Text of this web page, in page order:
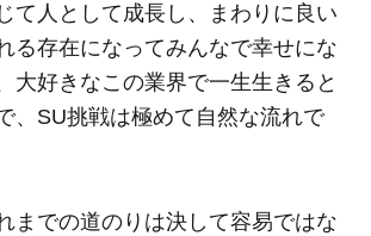
て人として成長し、まわりに良い
る存在になってみんなで幸せにな
大好きなこの業界で一生生きると
、SU挑戦は極めて自然な流れで
までの道のりは決して容易ではな